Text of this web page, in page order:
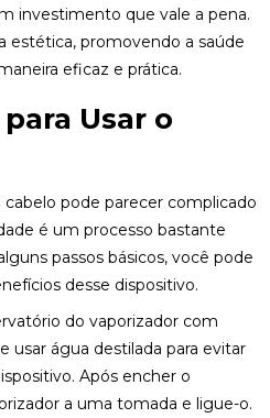
investimento que vale a pena.
estética, promovendo a saúde
eficaz e prática.
Usar o
pode parecer complicado
é um processo bastante
passos básicos, você pode
desse dispositivo.
do vaporizador com
usar água destilada para evitar
Após encher o
a uma tomada e ligue-o.